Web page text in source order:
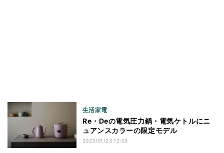
生活家電
Re・Deの電気圧力鍋・電気ケトルにニ
ュアンスカラーの限定モデル
2023/01/23 12:03